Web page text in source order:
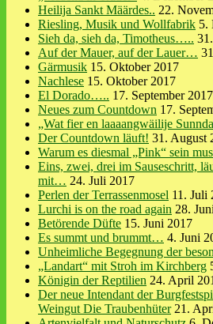
Heilija Sankt Määrdes.. 22.
Riesling, Musik und Wollfabrik 5.
Sieh da, sieh da, Timotheus…..
Auf der Mauer, auf der Lauer…
Gärmusik 15. Oktober 2017
Nachlese 15. Oktober 2017
El Dorado….. 17. September 2017
Neues zum Countdown 17.
„Wat fier en laaaangwäilije
Der Countdown läuft! 31. August
Warum es diesmal „Pink“ sein
Eins, zwei, drei im Sauseschritt,
mit… 24. Juli 2017
Perlen der Terrassenmosel 11. Juli
Lurchi is on the road again 28.
Betörende Düfte 15. Juni 2017
Es summt und brummt… 4. Juni
Unheimliche Begegnung der
„Landart“ mit Stroh im Kirchberg
Königin der Reptilien 24. April
Der neue Intendant der
Weingut Die Traubenhüter 21.